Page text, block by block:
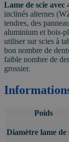
Lame de scie avec
inclinés alternes
tendres, des
aluminium et bois-
utiliser sur scies à
bon nombre de
faible nombre de
grossier.
Poids
Diamètre lame de